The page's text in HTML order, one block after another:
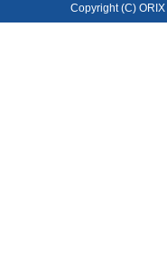
Copyright (C)